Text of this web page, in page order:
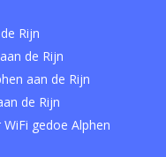
Rijn
de Rijn
aan de Rijn
de Rijn
gedoe Alphen